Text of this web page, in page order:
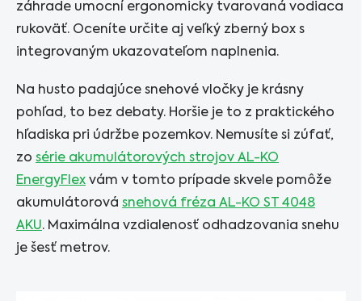
záhrade umocní ergonomicky tvarovaná vodiaca
rukoväť. Oceníte určite aj veľký zberný box s
integrovaným ukazovateľom naplnenia.
Na husto padajúce snehové vločky je krásny
pohľad, to bez debaty. Horšie je to z praktického
hľadiska pri údržbe pozemkov. Nemusíte si zúfať,
zo série akumulátorových strojov AL-KO
EnergyFlex vám v tomto prípade skvele pomôže
akumulátorová snehová fréza AL-KO ST 4048
AKU. Maximálna vzdialenosť odhadzovania snehu
je šesť metrov.